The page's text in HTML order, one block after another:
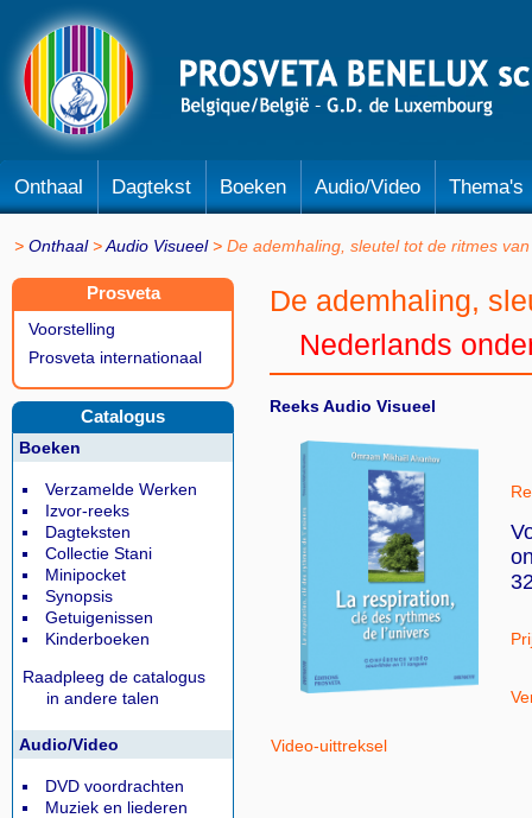
Onthaal Dagtekst Boeken Audio/Video Thema's
Onthaal Audio Visueel De ademhaling, sleutel tot de ritmes
Prosveta
Voorstelling
Prosveta internationaal
Catalogus
Boeken
Verzamelde Werken
Izvor-reeks
Dagteksten
Collectie Stani
Minipocket
Synopsis
Getuigenissen
Kinderboeken
Raadpleeg de catalogus
in andere talen
Audio/Video
DVD voordrachten
Muziek en liederen
De ademhaling,
Nederlands
Reeks Audio Visueel
Video-uittreksel